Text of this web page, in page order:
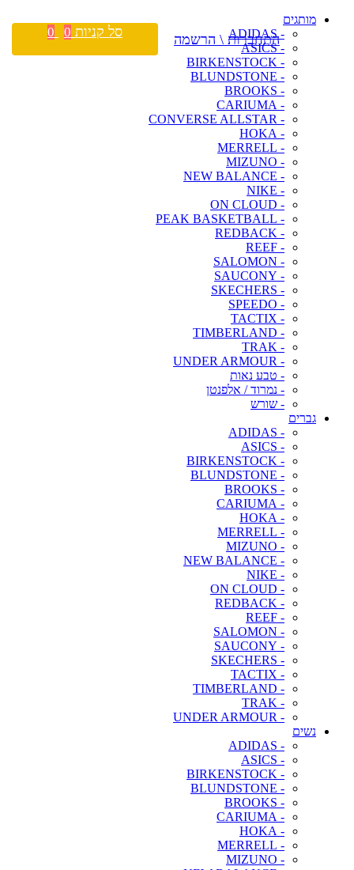
מותגים
- ADIDAS
- ASICS
- BIRKENSTOCK
- BLUNDSTONE
- BROOKS
- CARIUMA
- CONVERSE ALLSTAR
- HOKA
- MERRELL
- MIZUNO
- NEW BALANCE
- NIKE
- ON CLOUD
- PEAK BASKETBALL
- REDBACK
- REEF
- SALOMON
- SAUCONY
- SKECHERS
- SPEEDO
- TACTIX
- TIMBERLAND
- TRAK
- UNDER ARMOUR
- טבע נאות
- נמרוד / אלפנטן
- שורש
גברים
- ADIDAS
- ASICS
- BIRKENSTOCK
- BLUNDSTONE
- BROOKS
- CARIUMA
- HOKA
- MERRELL
- MIZUNO
- NEW BALANCE
- NIKE
- ON CLOUD
- REDBACK
- REEF
- SALOMON
- SAUCONY
- SKECHERS
- TACTIX
- TIMBERLAND
- TRAK
- UNDER ARMOUR
נשים
- ADIDAS
- ASICS
- BIRKENSTOCK
- BLUNDSTONE
- BROOKS
- CARIUMA
- HOKA
- MERRELL
- MIZUNO
התחברות \ הרשמה סל קניות 0
0